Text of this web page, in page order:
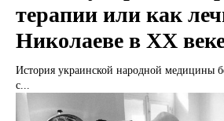
терапии или как
Николаеве в ХХ
История украинской народной медицины
с...